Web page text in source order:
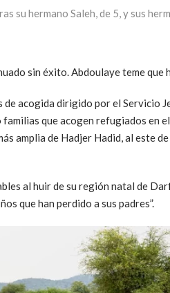
su hermano Saleh, de 5, y sus
sin éxito. Abdoulaye teme que
acogida dirigido por el Servicio
que acogen refugiados en
amplia de Hadjer Hadid, al este
al huir de su región natal de
que han perdido a sus padres”.